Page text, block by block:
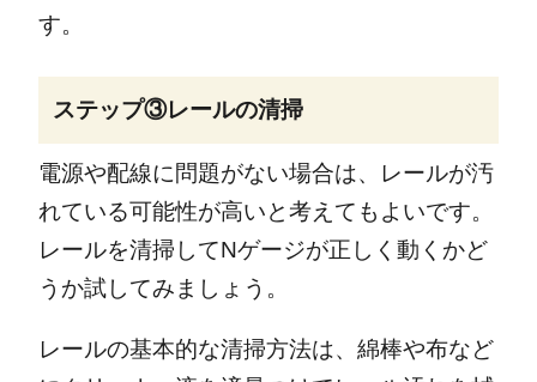
す。
ステップ③レールの清掃
電源や配線に問題がない場合は、レールが汚
れている可能性が高いと考えてもよいです。
レールを清掃してNゲージが正しく動くかど
うか試してみましょう。
レールの基本的な清掃方法は、綿棒や布など